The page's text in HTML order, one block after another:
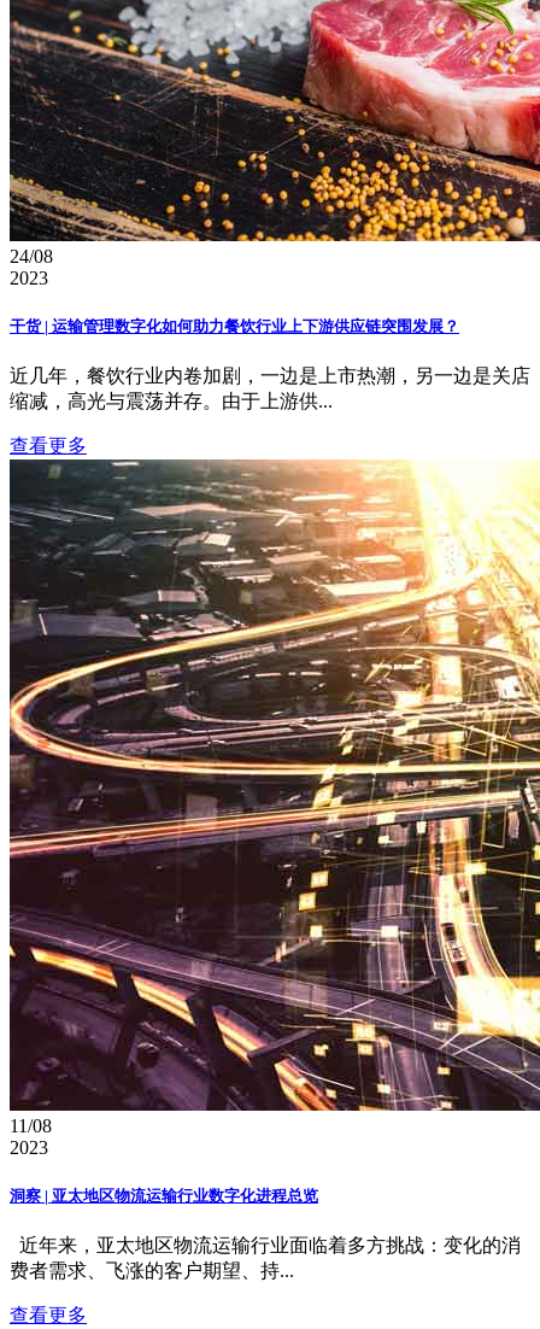
24/08
2023
干货 | 运输管理数字化如何助力餐饮行业上下游供应链突围发展？
近几年，餐饮行业内卷加剧，一边是上市热潮，另一边是关店
缩减，高光与震荡并存。由于上游供...
查看更多
11/08
2023
洞察 | 亚太地区物流运输行业数字化进程总览
近年来，亚太地区物流运输行业面临着多方挑战：变化的消
费者需求、飞涨的客户期望、持...
查看更多